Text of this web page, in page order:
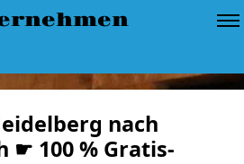
nach
☛ 100 % Gratis-